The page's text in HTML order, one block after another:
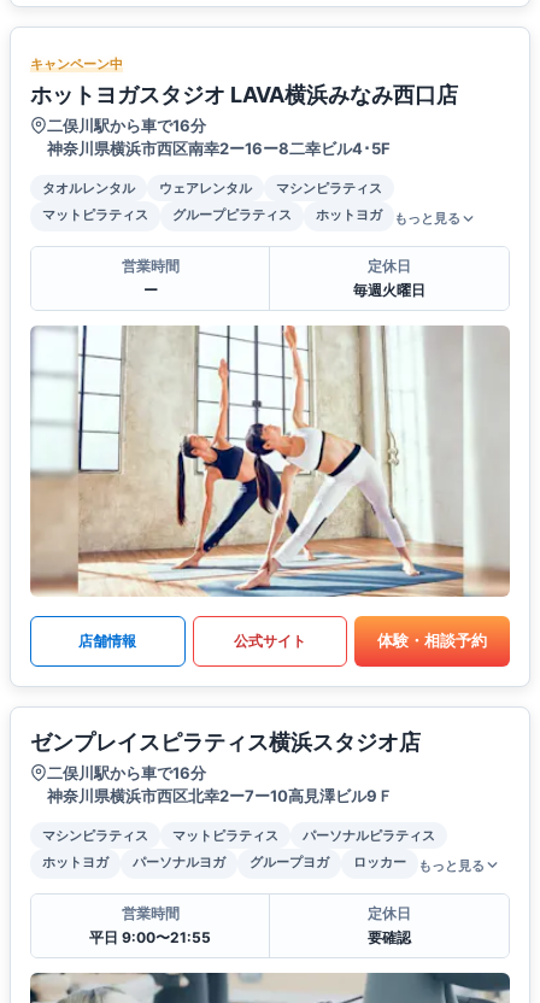
キャンペーン中
ホットヨガスタジオ LAVA横浜みなみ西口店
二俣川駅から車で16分
神奈川県横浜市西区南幸2ー16ー8二幸ビル4･5F
タオルレンタル ウェアレンタル
マシンピラティス
マットピラティス
グループピラティス ホットヨガ もっと見る
営業時間
ー
定休日
毎週火曜日
店舗情報 公式サイト 体験・相談予約
ゼンプレイスピラティス横浜スタジオ店
二俣川駅から車で16分
神奈川県横浜市西区北幸2ー7ー10高見澤ビル9Ｆ
マシンピラティス マットピラティス
パーソナルピラティス
ホットヨガ
パーソナルヨガ グループヨガ ロッカー もっと見る
営業時間
平日 9:00〜21:55
定休日
要確認